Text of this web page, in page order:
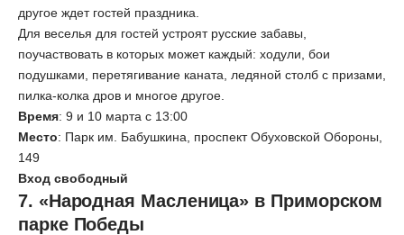
другое ждет гостей праздника.
Для веселья для гостей устроят русские забавы,
поучаствовать в которых может каждый: ходули, бои
подушками, перетягивание каната, ледяной столб с призами,
пилка-колка дров и многое другое.
Время: 9 и 10 марта с 13:00
Место: Парк им. Бабушкина, проспект Обуховской Обороны,
149
Вход свободный
7. «Народная Масленица» в Приморском
парке Победы